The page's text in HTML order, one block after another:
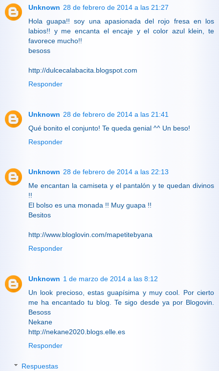
Unknown 28 de febrero de 2014 a las 21:27
Hola guapa!! soy una apasionada del rojo fresa en los
labios!! y me encanta el encaje y el color azul klein, te
favorece mucho!!
besoss
http://dulcecalabacita.blogspot.com
Responder
Unknown 28 de febrero de 2014 a las 21:41
Qué bonito el conjunto! Te queda genial ^^ Un beso!
Responder
Unknown 28 de febrero de 2014 a las 22:13
Me encantan la camiseta y el pantalón y te quedan divinos
!!
El bolso es una monada !! Muy guapa !!
Besitos
http://www.bloglovin.com/mapetitebyana
Responder
Unknown 1 de marzo de 2014 a las 8:12
Un look precioso, estas guapísima y muy cool. Por cierto
me ha encantado tu blog. Te sigo desde ya por Blogovin.
Besoss
Nekane
http://nekane2020.blogs.elle.es
Responder
Respuestas